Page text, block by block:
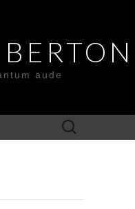
aude
Search
for: